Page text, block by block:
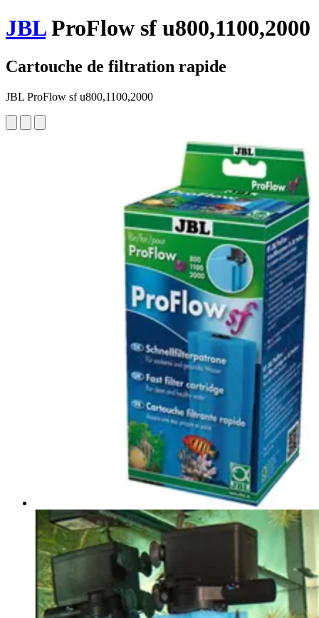
JBLProFlow sf u800,1100,2000
Cartouche de filtration rapide
JBL ProFlow sf u800,1100,2000